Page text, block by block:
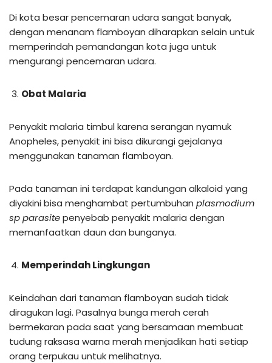
Di kota besar pencemaran udara sangat banyak,
dengan menanam flamboyan diharapkan selain untuk
memperindah pemandangan kota juga untuk
mengurangi pencemaran udara.
Obat Malaria
Penyakit malaria timbul karena serangan nyamuk
Anopheles, penyakit ini bisa dikurangi gejalanya
menggunakan tanaman flamboyan.
Pada tanaman ini terdapat kandungan alkaloid yang
diyakini bisa menghambat pertumbuhan plasmodium
sp parasitepenyebab penyakit malaria dengan
memanfaatkan daun dan bunganya.
Memperindah Lingkungan
Keindahan dari tanaman flamboyan sudah tidak
diragukan lagi. Pasalnya bunga merah cerah
bermekaran pada saat yang bersamaan membuat
tudung raksasa warna merah menjadikan hati setiap
orang terpukau untuk melihatnya.